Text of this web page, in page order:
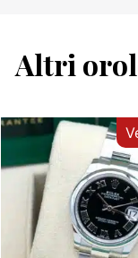
Altri